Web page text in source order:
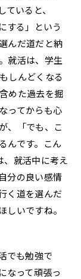
ていると、
する」という
んだ道だと納
就活は、学生
しんどくなる
めた過去を掘
ってからも心
、「でも、こ
んです。こん
、就活中に考え
分の良い感情
く道を選んだ
しいですね。
でも勉強で
なって頑張っ